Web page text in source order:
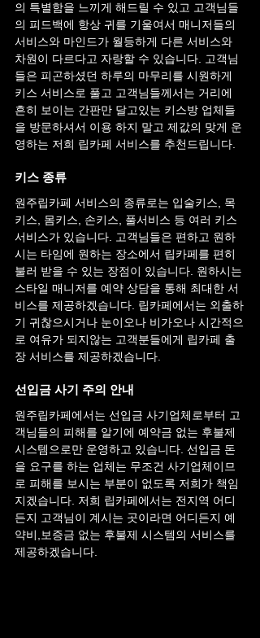
의 특별함을 느끼게 해드릴 수 있고 고객님들
의 피드백에 항상 귀를 기울여서 매니저들의
서비스와 마인드가 월등하게 다른 서비스와
차원이 다르다고 자랑할 수 있습니다. 고객님
들은 피곤하셨던 하루의 마무리를 시원하게
키스 서비스로 풀고 고객님들께서는 거리에
흔히 보이는 간판만 달고있는 키스방 업체들
을 방문하셔서 이용 하지 말고 제값의 맞게 운
영하는 저희 립카페 서비스를 추천드립니다.
키스 종류
원주립카페 서비스의 종류로는 입술키스, 목
키스, 몸키스, 손키스, 풀서비스 등 여러 키스
서비스가 있습니다. 고객님들은 편하고 원하
시는 타임에 원하는 장소에서 립카페를 편히
불러 받을 수 있는 장점이 있습니다. 원하시는
스타일 매니저를 예약 상담을 통해 최대한 서
비스를 제공하겠습니다. 립카페에서는 외출하
기 귀찮으시거나 눈이오나 비가오나 시간적으
로 여유가 되지않는 고객분들에게 립카페 출
장 서비스를 제공하겠습니다.
선입금 사기 주의 안내
원주립카페에서는 선입금 사기업체로부터 고
객님들의 피해를 알기에 예약금 없는 후불제
시스템으로만 운영하고 있습니다. 선입금 돈
을 요구를 하는 업체는 무조건 사기업체이므
로 피해를 보시는 부분이 없도록 저희가 책임
지겠습니다. 저희 립카페에서는 전지역 어디
든지 고객님이 계시는 곳이라면 어디든지 예
약비,보증금 없는 후불제 시스템의 서비스를
제공하겠습니다.